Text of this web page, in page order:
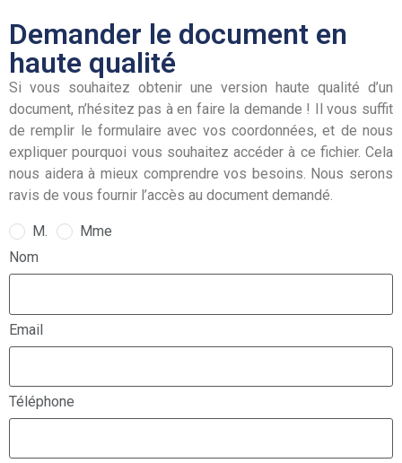
Demander le document en
haute qualité
Si vous souhaitez obtenir une version haute qualité d’un
document, n’hésitez pas à en faire la demande ! Il vous suffit
de remplir le formulaire avec vos coordonnées, et de nous
expliquer pourquoi vous souhaitez accéder à ce fichier. Cela
nous aidera à mieux comprendre vos besoins. Nous serons
ravis de vous fournir l’accès au document demandé.
M.
Mme
Nom
Email
Téléphone